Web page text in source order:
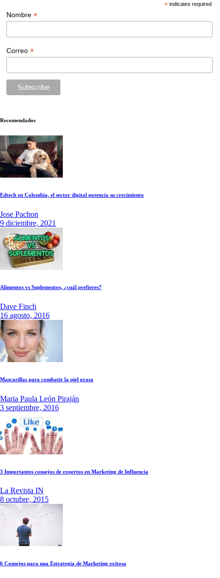
*indicates required
Nombre*
Correo*
Recomendados
Edtech en Colombia, el sector digital potencia su crecimiento
Jose Pachon
9 diciembre, 2021
Alimentos vs Suplementos, ¿cuál prefieres?
Dave Finch
16 agosto, 2016
Mascarillas para combatir la piel grasa
Maria Paula León Piraján
3 septiembre, 2016
3 Importantes consejos de expertos en Marketing de Influencia
La Revista IN
8 octubre, 2015
6 Consejos para una Estrategia de Marketing exitosa